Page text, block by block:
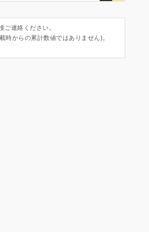
連絡ください。
からの累計数値ではありません)。